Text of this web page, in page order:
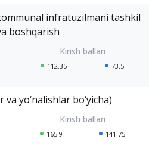
infratuzilmani tashkil
boshqarish
112.35 73.5
yo‘nalishlar bo‘yicha)
165.9 141.75